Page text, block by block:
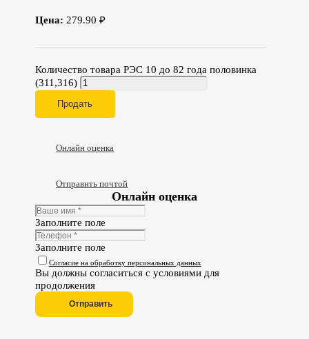
Цена: 279.90 ₽
Количество товара РЭС 10 до 82 года половинка
(311,316)
Продать
Онлайн оценка
Отправить почтой
Онлайн оценка
Заполните поле
Заполните поле
Согласие на обработку персональных данных
Вы должны согласиться с условиями для
продолжения
Отправить